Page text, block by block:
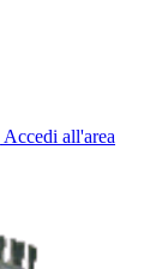
Accedi all'area